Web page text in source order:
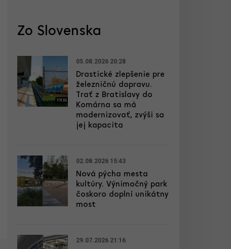
Zo Slovenska
05.08.2026 20:28
Drastické zlepšenie pre
železničnú dopravu.
Trať z Bratislavy do
Komárna sa má
modernizovať, zvýši sa
jej kapacita
02.08.2026 15:43
Nová pýcha mesta
kultúry. Výnimočný park
čoskoro doplní unikátny
most
29.07.2026 21:16